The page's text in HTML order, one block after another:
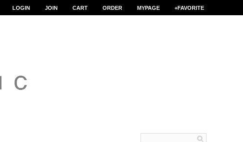
LOGIN JOIN CART ORDER MYPAGE +FAVORITE